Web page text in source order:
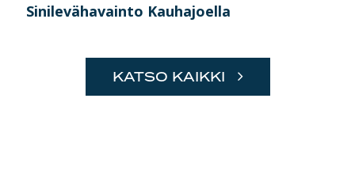
Sinilevähavainto Kauhajoella
KATSO KAIKKI